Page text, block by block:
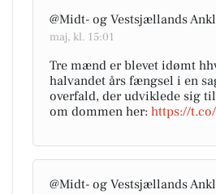
@Midt- og Vestsjællands
maj, kl. 15:01
Tre mænd er blevet idømt
halvandet års fængsel i en
overfald, der udviklede sig
om dommen her: https://
@Midt- og Vestsjællands